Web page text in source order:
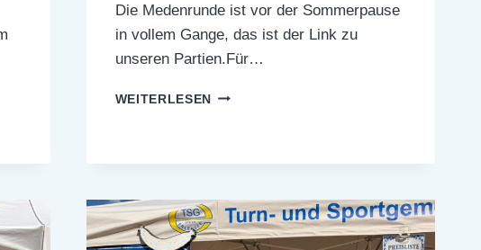
Die Medenrunde ist vor der Sommerpause
in vollem Gange, das ist der Link zu
unseren Partien.Für…
WEITERLESEN
MEDENRUNDE